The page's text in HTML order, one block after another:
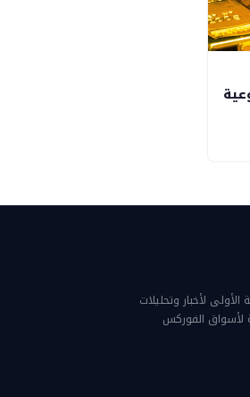
لأخبار وتحليلات
لأسواق الفوركس